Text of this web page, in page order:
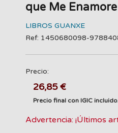
que Me Enamore
LIBROS GUANXE
Ref: 1450680098-
Precio:
26,85 €
Precio final con IGIC
Advertencia: ¡Últimos